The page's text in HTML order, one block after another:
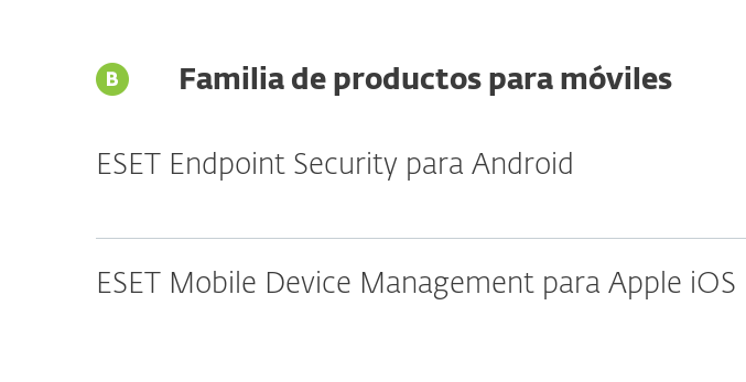
Familia de productos para móviles
ESET Endpoint Security para Android
ESET Mobile Device Management para Apple iOS